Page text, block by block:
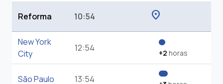
Reforma 10:54 location_on
New York
City
12:54 +2 horas
São Paulo 13:54